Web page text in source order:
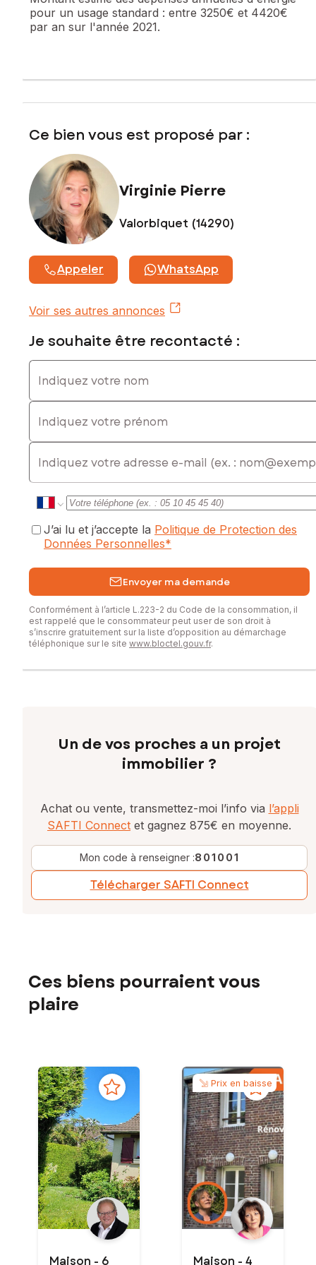
Les informations sur les risques auxquels ce bien est
Prix de vente : 199 000 €
0660640243, E-mail : virginie.pierre@safti.fr - EI - Agent
commercial immatriculé au RSAC de Lisieux sous le numéro
498977297
pour un usage standard : entre 3250€ et 4420€
par an sur l'année 2021.
Ce bien vous est proposé par :
Virginie Pierre
Valorbiquet (14290)
Appeler WhatsApp
Voir ses autres annonces
Je souhaite être recontacté :
Indiquez votre nom
Indiquez votre prénom
E-mail
J’ai lu et j’accepte la Politique de Protection des
Données Personnelles*
Envoyer ma demande
Conformément à l’article L.223-2 du Code de la consommation, il
est rappelé que le consommateur peut user de son droit à
s’inscrire gratuitement sur la liste d’opposition au démarchage
téléphonique sur le site www.bloctel.gouv.fr.
Un de vos proches a un projet
immobilier ?
Achat ou vente, transmettez-moi l’info via l’appli
SAFTI Connect et gagnez 875€ en moyenne.
Mon code à renseigner :801001
Télécharger SAFTI Connect
Ces biens pourraient vous
plaire
Maison - 6
Prix en baisse
Maison - 4